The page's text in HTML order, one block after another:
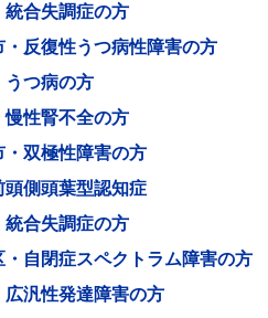
合失調症の方
反復性うつ病性障害の方
つ病の方
性腎不全の方
双極性障害の方
側頭葉型認知症
合失調症の方
自閉症スペクトラム障害の方
汎性発達障害の方